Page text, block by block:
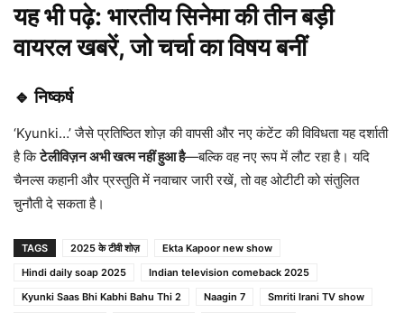
यह भी पढ़े: भारतीय सिनेमा की तीन बड़ी
वायरल खबरें, जो चर्चा का विषय बनीं
🔹 निष्कर्ष
‘Kyunki…’ जैसे प्रतिष्ठित शोज़ की वापसी और नए कंटेंट की विविधता यह दर्शाती
है किटेलीविज़न अभी खत्म नहीं हुआ है—बल्कि वह नए रूप में लौट रहा है। यदि
चैनल्स कहानी और प्रस्तुति में नवाचार जारी रखें, तो वह ओटीटी को संतुलित
चुनौती दे सकता है।
TAGS 2025 के टीवी शोज़
Ekta Kapoor new show
Hindi daily soap 2025
Indian television comeback 2025
Kyunki Saas Bhi Kabhi Bahu Thi 2
Naagin 7
Smriti Irani TV show